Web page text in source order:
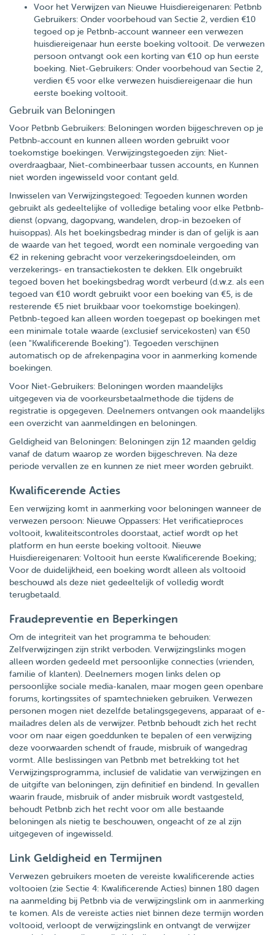
Voor het Verwijzen van Nieuwe Huisdiereigenaren: Petbnb
Gebruikers: Onder voorbehoud van Sectie 2, verdien €10
tegoed op je Petbnb-account wanneer een verwezen
huisdiereigenaar hun eerste boeking voltooit. De verwezen
persoon ontvangt ook een korting van €10 op hun eerste
boeking. Niet-Gebruikers: Onder voorbehoud van Sectie 2,
verdien €5 voor elke verwezen huisdiereigenaar die hun
eerste boeking voltooit.
Gebruik van Beloningen
Voor Petbnb Gebruikers: Beloningen worden bijgeschreven op je
Petbnb-account en kunnen alleen worden gebruikt voor
toekomstige boekingen. Verwijzingstegoeden zijn: Niet-
overdraagbaar, Niet-combineerbaar tussen accounts, en Kunnen
niet worden ingewisseld voor contant geld.
Inwisselen van Verwijzingstegoed: Tegoeden kunnen worden
gebruikt als gedeeltelijke of volledige betaling voor elke Petbnb-
dienst (opvang, dagopvang, wandelen, drop-in bezoeken of
huisoppas). Als het boekingsbedrag minder is dan of gelijk is aan
de waarde van het tegoed, wordt een nominale vergoeding van
€2 in rekening gebracht voor verzekeringsdoeleinden, om
verzekerings- en transactiekosten te dekken. Elk ongebruikt
tegoed boven het boekingsbedrag wordt verbeurd (d.w.z. als een
tegoed van €10 wordt gebruikt voor een boeking van €5, is de
resterende €5 niet bruikbaar voor toekomstige boekingen).
Petbnb-tegoed kan alleen worden toegepast op boekingen met
een minimale totale waarde (exclusief servicekosten) van €50
(een "Kwalificerende Boeking"). Tegoeden verschijnen
automatisch op de afrekenpagina voor in aanmerking komende
boekingen.
Voor Niet-Gebruikers: Beloningen worden maandelijks
uitgegeven via de voorkeursbetaalmethode die tijdens de
registratie is opgegeven. Deelnemers ontvangen ook maandelijks
een overzicht van aanmeldingen en beloningen.
Geldigheid van Beloningen: Beloningen zijn 12 maanden geldig
vanaf de datum waarop ze worden bijgeschreven. Na deze
periode vervallen ze en kunnen ze niet meer worden gebruikt.
Kwalificerende Acties
Een verwijzing komt in aanmerking voor beloningen wanneer de
verwezen persoon: Nieuwe Oppassers: Het verificatieproces
voltooit, kwaliteitscontroles doorstaat, actief wordt op het
platform en hun eerste boeking voltooit. Nieuwe
Huisdiereigenaren: Voltooit hun eerste Kwalificerende Boeking;
Voor de duidelijkheid, een boeking wordt alleen als voltooid
beschouwd als deze niet gedeeltelijk of volledig wordt
terugbetaald.
Fraudepreventie en Beperkingen
Om de integriteit van het programma te behouden:
Zelfverwijzingen zijn strikt verboden. Verwijzingslinks mogen
alleen worden gedeeld met persoonlijke connecties (vrienden,
familie of klanten). Deelnemers mogen links delen op
persoonlijke sociale media-kanalen, maar mogen geen openbare
forums, kortingssites of spamtechnieken gebruiken. Verwezen
personen mogen niet dezelfde betalingsgegevens, apparaat of e-
mailadres delen als de verwijzer. Petbnb behoudt zich het recht
voor om naar eigen goeddunken te bepalen of een verwijzing
deze voorwaarden schendt of fraude, misbruik of wangedrag
vormt. Alle beslissingen van Petbnb met betrekking tot het
Verwijzingsprogramma, inclusief de validatie van verwijzingen en
de uitgifte van beloningen, zijn definitief en bindend. In gevallen
waarin fraude, misbruik of ander misbruik wordt vastgesteld,
behoudt Petbnb zich het recht voor om alle bestaande
beloningen als nietig te beschouwen, ongeacht of ze al zijn
uitgegeven of ingewisseld.
Link Geldigheid en Termijnen
Verwezen gebruikers moeten de vereiste kwalificerende acties
voltooien (zie Sectie 4: Kwalificerende Acties) binnen 180 dagen
na aanmelding bij Petbnb via de verwijzingslink om in aanmerking
te komen. Als de vereiste acties niet binnen deze termijn worden
voltooid, verloopt de verwijzingslink en ontvangt de verwijzer